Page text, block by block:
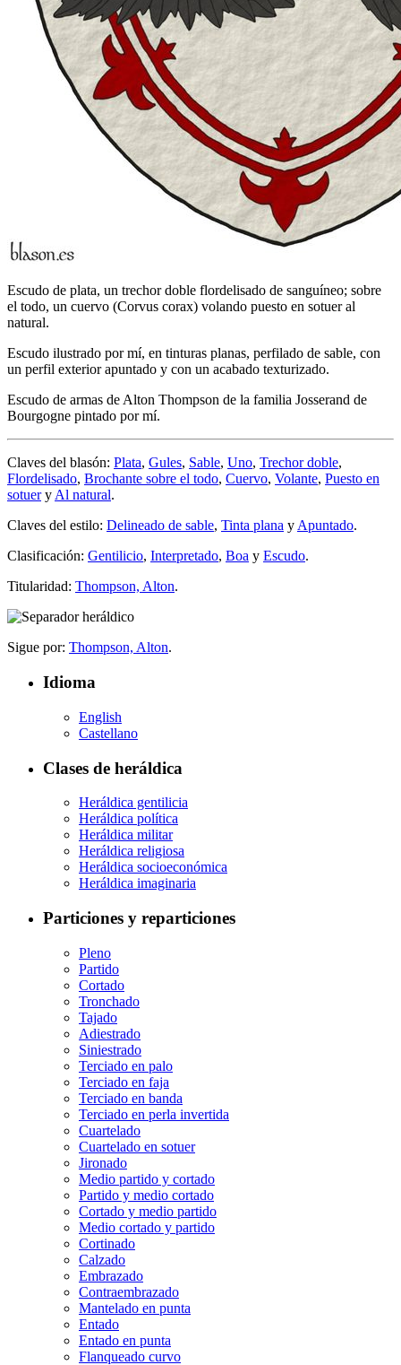
Escudo de plata, un trechor doble flordelisado de sanguíneo; sobre
el todo, un cuervo (Corvus corax) volando puesto en sotuer al
natural.
Escudo ilustrado por mí, en tinturas planas, perfilado de sable, con
un perfil exterior apuntado y con un acabado texturizado.
Escudo de armas de Alton Thompson de la familia Josserand de
Bourgogne pintado por mí.
Claves del blasón: Plata, Gules, Sable, Uno, Trechor doble,
Flordelisado, Brochante sobre el todo, Cuervo, Volante, Puesto en
sotueryAl natural.
Claves del estilo: Delineado de sable, Tinta plana yApuntado.
Clasificación: Gentilicio, Interpretado, Boa y Escudo.
Titularidad: Thompson, Alton.
Sigue por: Thompson, Alton.
Idioma
English
Castellano
Clases de heráldica
Heráldica gentilicia
Heráldica política
Heráldica militar
Heráldica religiosa
Heráldica socioeconómica
Heráldica imaginaria
Particiones y reparticiones
Pleno
Partido
Cortado
Tronchado
Tajado
Adiestrado
Siniestrado
Terciado en palo
Terciado en faja
Terciado en banda
Terciado en perla invertida
Cuartelado
Cuartelado en sotuer
Jironado
Medio partido y cortado
Partido y medio cortado
Cortado y medio partido
Medio cortado y partido
Cortinado
Calzado
Embrazado
Contraembrazado
Mantelado en punta
Entado
Entado en punta
Flanqueado curvo